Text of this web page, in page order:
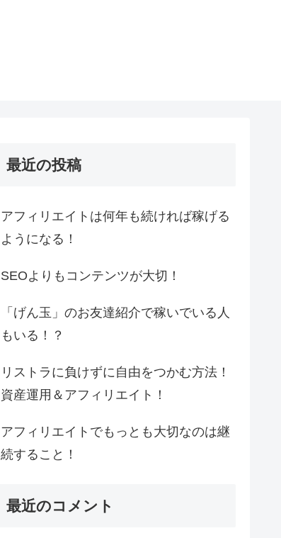
最近の投稿
アフィリエイトは何年も続ければ稼げる
ようになる！
SEOよりもコンテンツが大切！
「げん玉」のお友達紹介で稼いでいる人
もいる！？
リストラに負けずに自由をつかむ方法！
資産運用＆アフィリエイト！
アフィリエイトでもっとも大切なのは継
続すること！
最近のコメント